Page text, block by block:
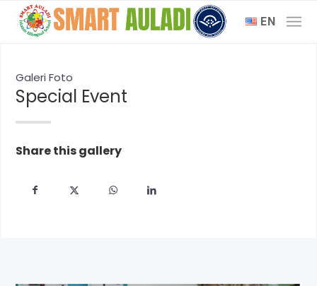
EN
Galeri Foto
Special Event
Share this gallery